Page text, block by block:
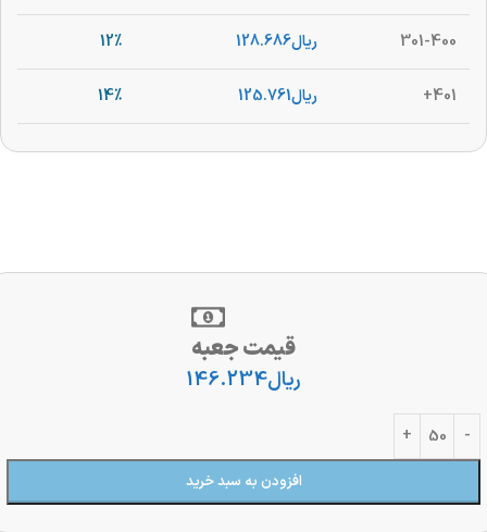
301-400 ریال128.686
12%
401+ ریال125.761
14%
قیمت جعبه
ریال146.234
افزودن به سبد خرید